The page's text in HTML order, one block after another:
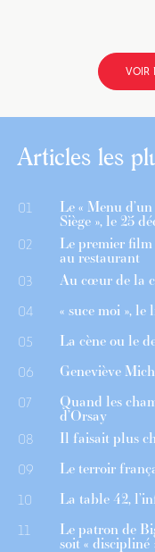
VOIR
Articles les
01 Le « Menu
Siège », le 25
02 Le premier
au restaurant
03 Au cœur de la
04 « suce moi »,
05 La cène ou le
06 Geneviève
07 Quand les
d’Orsay
08 Il faisait plus
09 Le terroir
10 La table 42,
11 Le patron de
soit « discipliné